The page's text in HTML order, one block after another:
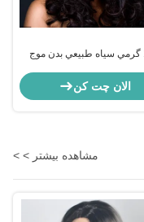
100 گرمي سياه طبيعي بدن موج
پيچيده 5A
الان چت کن
مشاهده بیشتر > >